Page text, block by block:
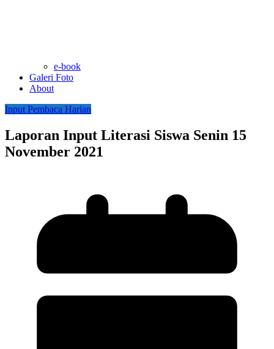
e-book
Galeri Foto
About
Input Pembaca Harian
Laporan Input Literasi Siswa Senin 15
November 2021